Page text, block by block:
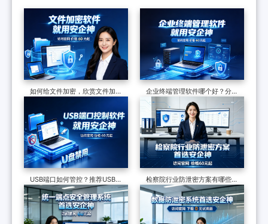
如何给文件加密，欣赏文件加密
可审计
企业终端管理软件哪个好？分享
一款软件的七大功能，防护终端
安全超有效
USB端口如何管控？推荐USB管
控软件，7个措施管控USB端口
检察院行业防泄密方案有哪些？
制度和软件技术的构建，适合全
国检察院批量部署